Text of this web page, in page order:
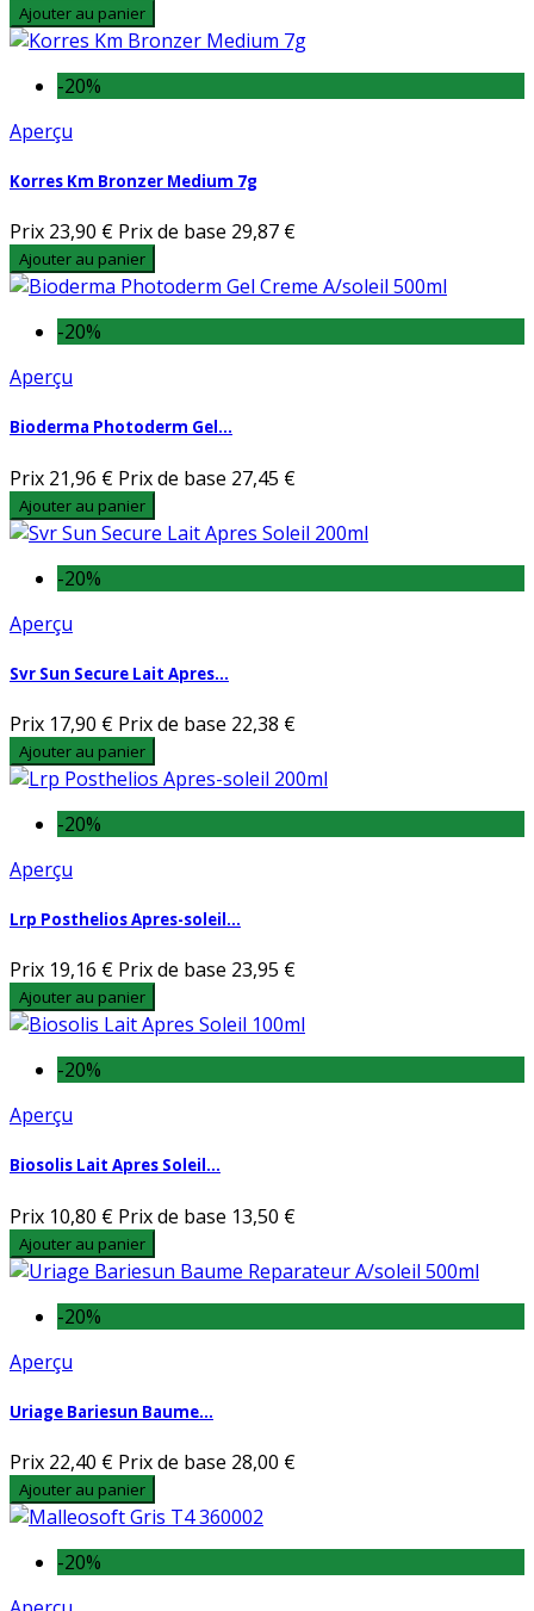
Ajouter au panier
-20%
Aperçu
Korres Km Bronzer Medium 7g
Prix 23,90 € Prix de base 29,87 €
Ajouter au panier
-20%
Aperçu
Bioderma Photoderm Gel...
Prix 21,96 € Prix de base 27,45 €
Ajouter au panier
-20%
Aperçu
Svr Sun Secure Lait Apres...
Prix 17,90 € Prix de base 22,38 €
Ajouter au panier
-20%
Aperçu
Lrp Posthelios Apres-soleil...
Prix 19,16 € Prix de base 23,95 €
Ajouter au panier
-20%
Aperçu
Biosolis Lait Apres Soleil...
Prix 10,80 € Prix de base 13,50 €
Ajouter au panier
-20%
Aperçu
Uriage Bariesun Baume...
Prix 22,40 € Prix de base 28,00 €
Ajouter au panier
-20%